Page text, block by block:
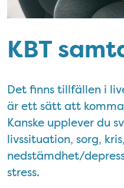
KBT
Det finns tillfällen i
är ett sätt att
Kanske upplever du
livssituation, sorg, kris,
nedstämdhet/
stress.